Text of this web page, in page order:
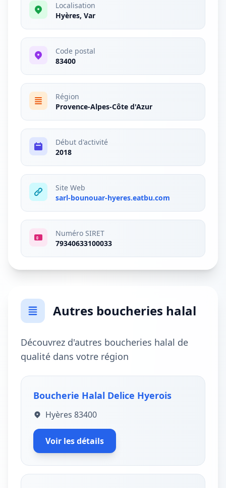
Localisation
Hyères, Var
Code postal
83400
Région
Provence-Alpes-Côte d'Azur
Début d'activité
2018
Site Web
sarl-bounouar-hyeres.eatbu.com
Numéro SIRET
79340633100033
Autres boucheries halal
Découvrez d'autres boucheries halal de
qualité dans votre région
Boucherie Halal Delice Hyerois
Hyères 83400
Voir les détails